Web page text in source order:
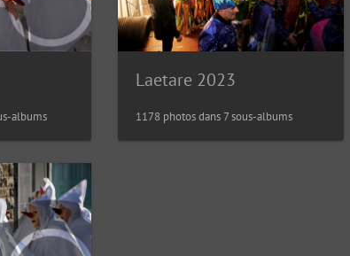
albums
Laetare 2023
1178 photos dans 7 sous-albums